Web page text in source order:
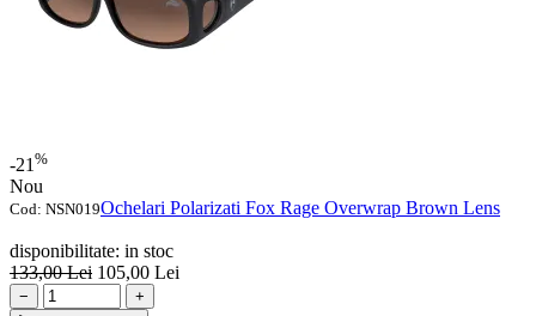
-21%
Nou
Cod: NSN019Ochelari Polarizati Fox Rage Overwrap Brown Lens
disponibilitate: in stoc
133,00 Lei 105,00 Lei
−
+